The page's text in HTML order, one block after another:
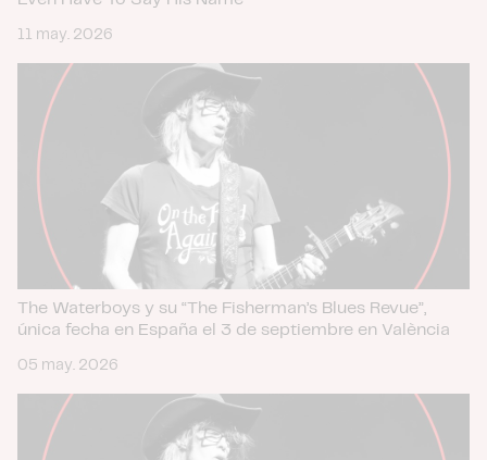
11 may. 2026
The Waterboys y su “The Fisherman’s Blues Revue”,
única fecha en España el 3 de septiembre en València
05 may. 2026